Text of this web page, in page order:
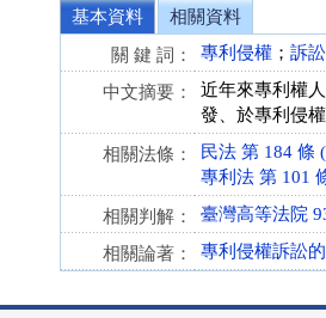
基本資料
相關資料
關 鍵 詞：
專利侵權 ； 訴訟
中文摘要：
近年來專利權
發、於專利侵
相關法條：
民法 第 184 條
專利法 第 101
相關判解： 臺灣高等法院
相關論著： 專利侵權訴訟